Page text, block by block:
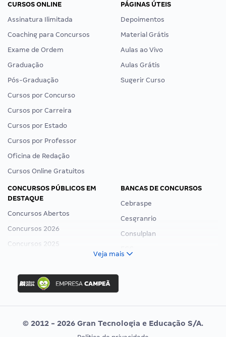
CURSOS ONLINE
Assinatura Ilimitada
Coaching para Concursos
Exame de Ordem
Graduação
Pós-Graduação
Cursos por Concurso
Cursos por Carreira
Cursos por Estado
Cursos por Professor
Oficina de Redação
Cursos Online Gratuitos
PÁGINAS ÚTEIS
Depoimentos
Material Grátis
Aulas ao Vivo
Aulas Grátis
Sugerir Curso
CONCURSOS PÚBLICOS EM
DESTAQUE
Concursos Abertos
Concursos 2026
Concursos 2025
Concurso Ibama
Concurso MPU
Editais publicados
BANCAS DE CONCURSOS
Cebraspe
Cesgranrio
Consulplan
Vunesp
Veja mais
© 2012 - 2026 Gran Tecnologia e Educação S/A.